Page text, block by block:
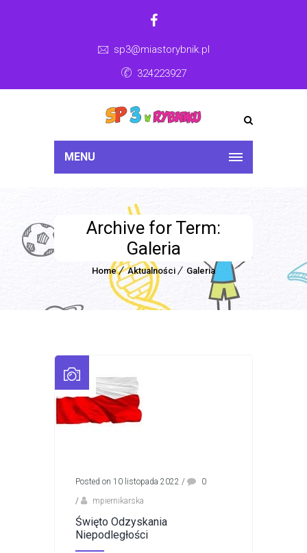
sp3@miastorybnik.pl
324223927
MENU
Archive for Term:
Galeria
Home Aktualności Galeria
Posted on 10 listopada 2022 /
0
/
mpiernikarska
Święto Odzyskania
Niepodległości